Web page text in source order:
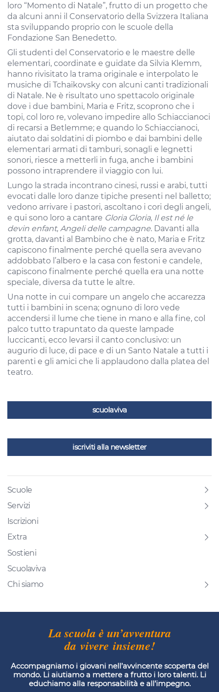
loro “Momento di Natale”, frutto di un progetto che
da alcuni anni il Conservatorio della Svizzera Italiana
sta sviluppando proprio con le scuole della
Fondazione San Benedetto.
Gli studenti del Conservatorio e le maestre delle
elementari, coordinate e guidate da Silvia Klemm,
hanno rivisitato la trama originale e interpolato le
musiche di Tchaikovsky con alcuni canti tradizionali
di Natale. Ne è risultato uno spettacolo originale
dove i due bambini, Maria e Fritz, scoprono che i
topi, col loro re, volevano impedire allo Schiaccianoci
di recarsi a Betlemme; e quando lo Schiaccianoci,
aiutato dai soldatini di piombo e dai bambini delle
elementari armati di tamburi, sonagli e legnetti
sonori, riesce a metterli in fuga, anche i bambini
possono intraprendere il viaggio con lui.
Lungo la strada incontrano cinesi, russi e arabi, tutti
evocati dalle loro danze tipiche presenti nel balletto;
vedono arrivare i pastori, ascoltano i cori degli angeli,
e qui sono loro a cantare Gloria Gloria, Il est né le
devin enfant, Angeli delle campagne. Davanti alla
grotta, davanti al Bambino che è nato, Maria e Fritz
capiscono finalmente perché quella sera avevano
addobbato l’albero e la casa con festoni e candele,
capiscono finalmente perché quella era una notte
speciale, diversa da tutte le altre.
Una notte in cui compare un angelo che accarezza
tutti i bambini in scena; ognuno di loro vede
accendersi il lume che tiene in mano e alla fine, col
palco tutto trapuntato da queste lampade
luccicanti, ecco levarsi il canto conclusivo: un
augurio di luce, di pace e di un Santo Natale a tutti i
parenti e gli amici che li applaudono dalla platea del
teatro.
scuolaviva
iscriviti alla newsletter
Scuole
Servizi
Iscrizioni
Extra
Sostieni
Scuolaviva
Chi siamo
La scuola è un’avventura
da vivere insieme!
Accompagniamo i giovani nell’avvincente scoperta del
mondo. Li aiutiamo a mettere a frutto i loro talenti. Li
educhiamo alla responsabilità e all’impegno.